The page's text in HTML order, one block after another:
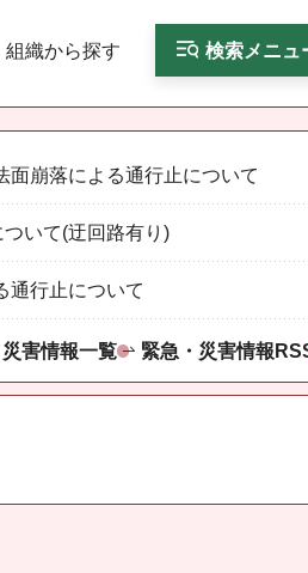
組織から探す 検索メニュ
面崩落による通行止について
いて(迂回路有り)
通行止について
害情報一覧 緊急・災害情報